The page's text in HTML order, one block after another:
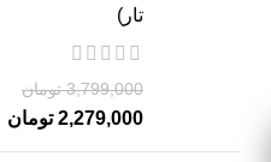
تار)
3,799,000 تومان
2,279,000 تومان